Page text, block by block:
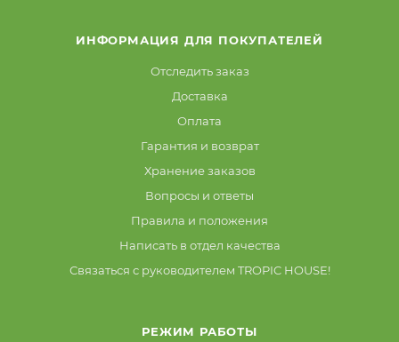
ИНФОРМАЦИЯ ДЛЯ ПОКУПАТЕЛЕЙ
Отследить заказ
Доставка
Оплата
Гарантия и возврат
Хранение заказов
Вопросы и ответы
Правила и положения
Написать в отдел качества
Связаться с руководителем TROPIC HOUSE!
РЕЖИМ РАБОТЫ